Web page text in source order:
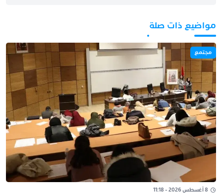
مواضيع ذات صلة
مجتمع
8 أغسطس 2026 - 11:18